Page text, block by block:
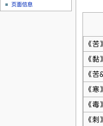
《苦》
《黏》
《
《寒》
《毒》
《刺》
页面信息